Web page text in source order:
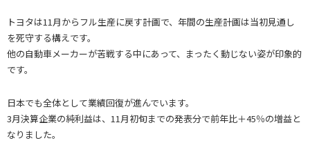
トヨタは11月からフル生産に戻す計画で、年間の生産計画は当初見通し
を死守する構えです。
他の自動車メーカーが苦戦する中にあって、まったく動じない姿が印象的
です。
日本でも全体として業績回復が進んでいます。
3月決算企業の純利益は、11月初旬までの発表分で前年比＋45％の増益と
なりました。